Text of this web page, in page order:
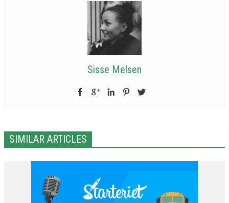
Sisse Melsen
SIMILAR ARTICLES